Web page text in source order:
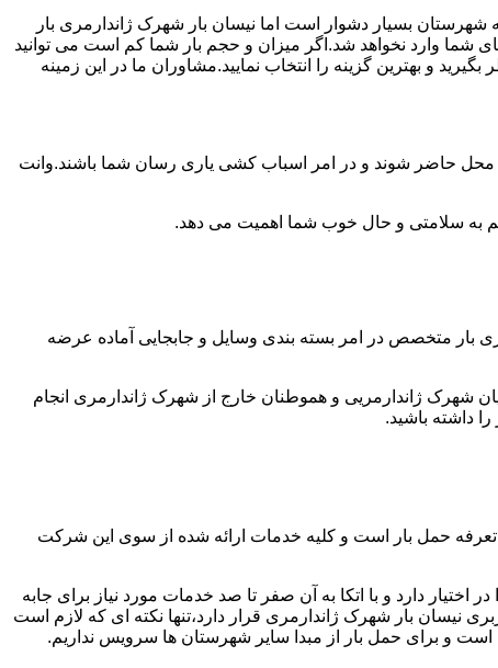
شهرستان بسیار دشوار است اما نیسان بار شهرک ژاندارمری بار
شما وارد نخواهد شد.اگر میزان و حجم بار شما کم است می توانید
و بهترین گزینه را انتخاب نمایید.مشاوران ما در این زمینه
محل حاضر شوند و در امر اسباب کشی یاری رسان شما باشند.وانت
هم به سلامتی و حال خوب شما اهمیت می دهد.
بار متخصص در امر بسته بندی وسایل و جابجایی آماده عرضه
شهرک ژاندارمریی و هموطنان خارج از شهرک ژاندارمری انجام
داشته باشید.
حمل بار است و کلیه خدمات ارائه شده از سوی این شرکت
دارد و با اتکا به آن صفر تا صد خدمات مورد نیاز برای جابه
نیسان بار شهرک ژاندارمری قرار دارد،تنها نکته ای که لازم است
است و برای حمل بار از مبدا سایر شهرستان ها سرویس نداریم.